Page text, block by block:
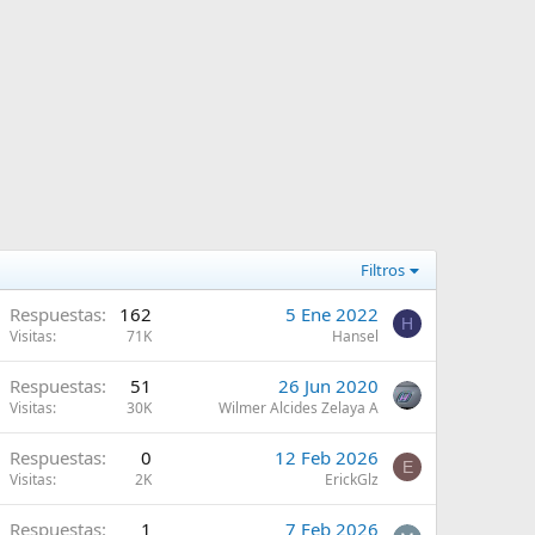
Filtros
Respuestas 162
Visitas 71K
5 Ene 2022
Hansel
H
Respuestas 51
Visitas 30K
26 Jun 2020
Wilmer Alcides Zelaya A
Respuestas 0
Visitas 2K
12 Feb 2026
ErickGlz
E
Respuestas 1 7 Feb 2026